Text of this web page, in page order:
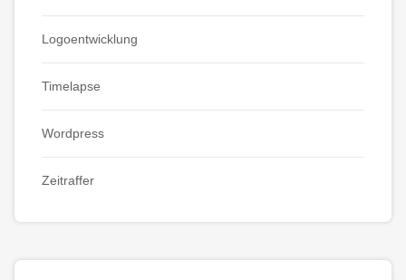
Logoentwicklung
Timelapse
Wordpress
Zeitraffer